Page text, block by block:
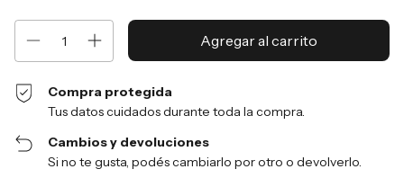
Compra protegida
Tus datos cuidados durante toda la compra.
Cambios y devoluciones
Si no te gusta, podés cambiarlo por otro o devolverlo.